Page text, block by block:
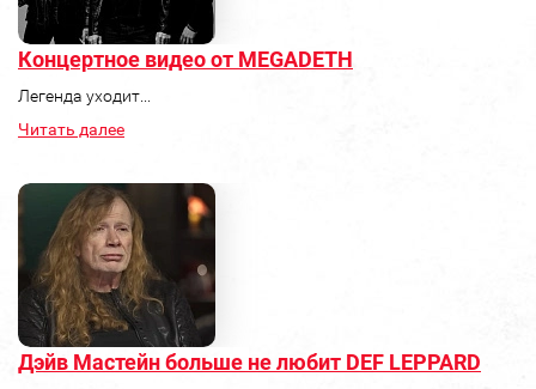
Концертное видео от MEGADETH
Легенда уходит...
Читать далее
Дэйв Мастейн больше не любит DEF LEPPARD